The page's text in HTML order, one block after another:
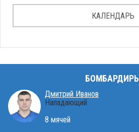
КАЛЕНДАРЬ
БОМБАРДИРЫ
Дмитрий Иванов
Нападающий
8 мячей